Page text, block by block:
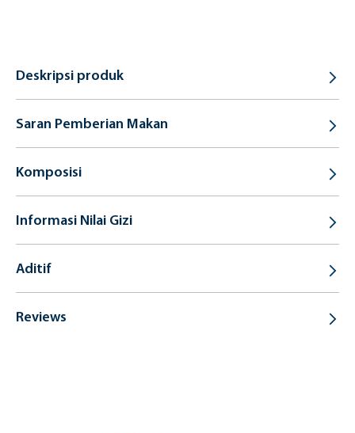
Deskripsi produk
Saran Pemberian Makan
Komposisi
Informasi Nilai Gizi
Aditif
Reviews